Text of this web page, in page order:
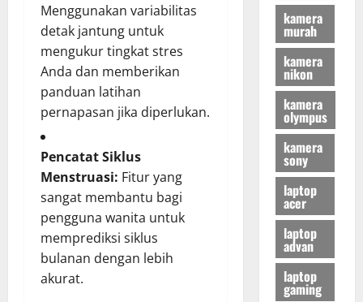
Menggunakan variabilitas
detak jantung untuk
mengukur tingkat stres
Anda dan memberikan
panduan latihan
pernapasan jika diperlukan.
Pencatat Siklus
Menstruasi: Fitur yang
sangat membantu bagi
pengguna wanita untuk
memprediksi siklus
bulanan dengan lebih
akurat.
kamera
murah
kamera
nikon
kamera
olympus
kamera
sony
laptop
acer
laptop
advan
laptop
gaming